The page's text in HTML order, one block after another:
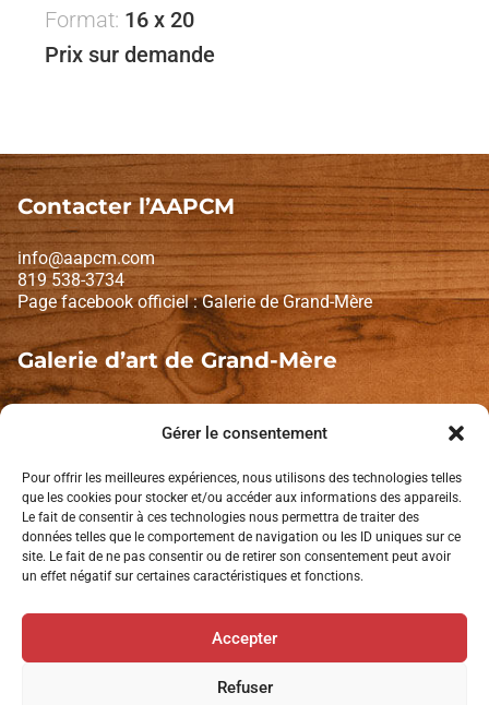
Gérer le consentement
Pour offrir les meilleures expériences, nous utilisons des technologies telles
que les cookies pour stocker et/ou accéder aux informations des appareils.
Le fait de consentir à ces technologies nous permettra de traiter des
données telles que le comportement de navigation ou les ID uniques sur ce
site. Le fait de ne pas consentir ou de retirer son consentement peut avoir
un effet négatif sur certaines caractéristiques et fonctions.
Accepter
Refuser
Format: 16 x 20
Prix sur demande
Contacter l’AAPCM
info@aapcm.com
819 538-3734
Page facebook officiel : Galerie de Grand-Mère
Galerie d’art de Grand-Mère
Shawinigan (Québec) G9T 2K2
Lundi et mardi : fermé
Mercredi à dimanche : 10 h à 16 h
Politique de confidentialité
Tourisme Mauricie